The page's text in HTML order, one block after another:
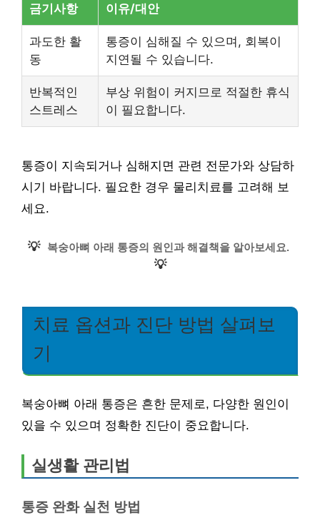
금기사항 이유/대안
과도한 활
동
통증이 심해질 수 있으며, 회복이
지연될 수 있습니다.
반복적인
스트레스
부상 위험이 커지므로 적절한 휴식
이 필요합니다.
통증이 지속되거나 심해지면 관련 전문가와 상담하
시기 바랍니다. 필요한 경우 물리치료를 고려해 보
세요.
💡 복숭아뼈 아래 통증의 원인과 해결책을 알아보세요.
💡
치료 옵션과 진단 방법 살펴보
기
복숭아뼈 아래 통증은 흔한 문제로, 다양한 원인이
있을 수 있으며 정확한 진단이 중요합니다.
실생활 관리법
통증 완화 실천 방법